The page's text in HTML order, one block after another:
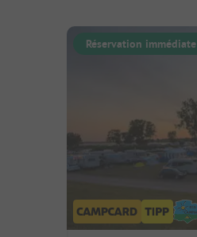
Réservation immédiate